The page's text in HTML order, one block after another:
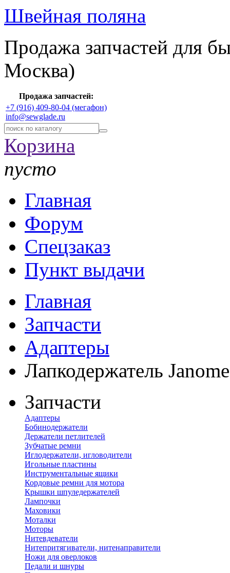
Швейная поляна
Продажа запчастей для
Москва)
Продажа запчастей:
+7 (916) 409-80-04 (мегафон)
info@sewglade.ru
Корзина
пусто
Главная
Форум
Спецзаказ
Пункт выдачи
Главная
Запчасти
Адаптеры
Лапкодержатель Janome
Запчасти
Адаптеры
Бобинодержатели
Держатели петлителей
Зубчатые ремни
Иглодержатели, игловодители
Игольные пластины
Инструментальные ящики
Кордовые ремни для мотора
Крышки шпуледержателей
Лампочки
Маховики
Моталки
Моторы
Нитевдеватели
Нитепритягиватели, нитенаправители
Ножи для оверлоков
Педали и шнуры